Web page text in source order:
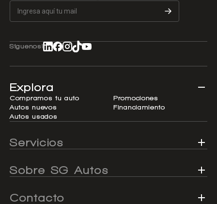
Síguenos!
Explora
Compramos tu auto
Autos nuevos
Autos usados
Promociones
Financiamiento
Servicios
Sobre SG Autos
Contacto